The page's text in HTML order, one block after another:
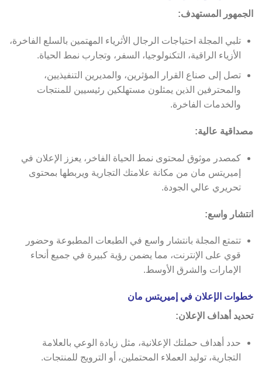
الجمهور المستهدف:
تلبي المجلة احتياجات الرجال الأثرياء المهتمين بالسلع الفاخرة،
الأزياء الراقية، التكنولوجيا، السفر، وتجارب نمط الحياة.
تصل إلى صناع القرار المؤثرين، والمديرين التنفيذيين،
والمحترفين الذين يمثلون مستهلكين رئيسيين للمنتجات
والخدمات الفاخرة.
مصداقية عالية:
كمصدر موثوق لمحتوى نمط الحياة الفاخر، يعزز الإعلان في
إميريتس مان من مكانة علامتك التجارية ويربطها بمحتوى
تحريري عالي الجودة.
انتشار واسع:
تتمتع المجلة بانتشار واسع في الطبعات المطبوعة وحضور
قوي على الإنترنت، مما يضمن رؤية كبيرة في جميع أنحاء
الإمارات والشرق الأوسط.
خطوات الإعلان في إميريتس مان
تحديد أهداف الإعلان:
حدد أهداف حملتك الإعلانية، مثل زيادة الوعي بالعلامة
التجارية، توليد العملاء المحتملين، أو الترويج للمنتجات.